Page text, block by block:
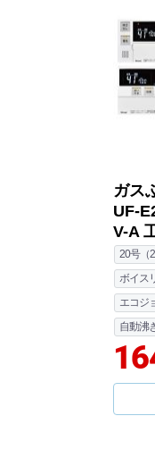
ガス
UF-
V-A
20号（
ボイス
エコジ
自動沸